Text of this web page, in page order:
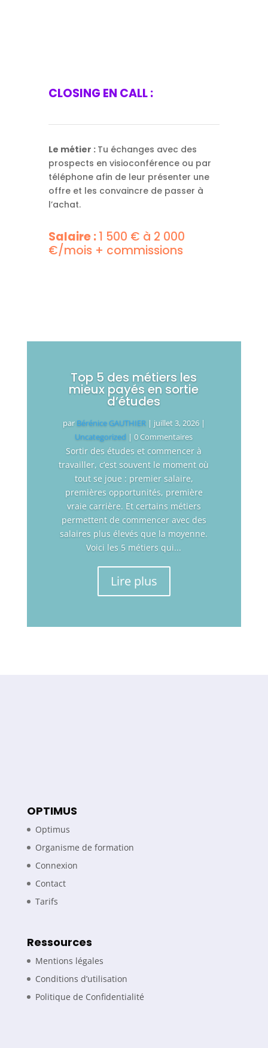
CLOSING EN CALL :
Le métier : Tu échanges avec des
prospects en visioconférence ou par
téléphone afin de leur présenter une
offre et les convaincre de passer à
l’achat.
Salaire :1 500 € à 2 000
€/mois + commissions
Top 5 des métiers les
mieux payés en sortie
d’études
par Bérénice GAUTHIER| juillet 3, 2026|
Uncategorized | 0 Commentaires
Sortir des études et commencer à
travailler, c’est souvent le moment où
tout se joue : premier salaire,
premières opportunités, première
vraie carrière. Et certains métiers
permettent de commencer avec des
salaires plus élevés que la moyenne.
Voici les 5 métiers qui...
Lire plus
OPTIMUS
Optimus
Organisme de formation
Connexion
Contact
Tarifs
Ressources
Mentions légales
Conditions d’utilisation
Politique de Confidentialité